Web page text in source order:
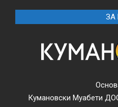
ЗА
Кумановски Муабети